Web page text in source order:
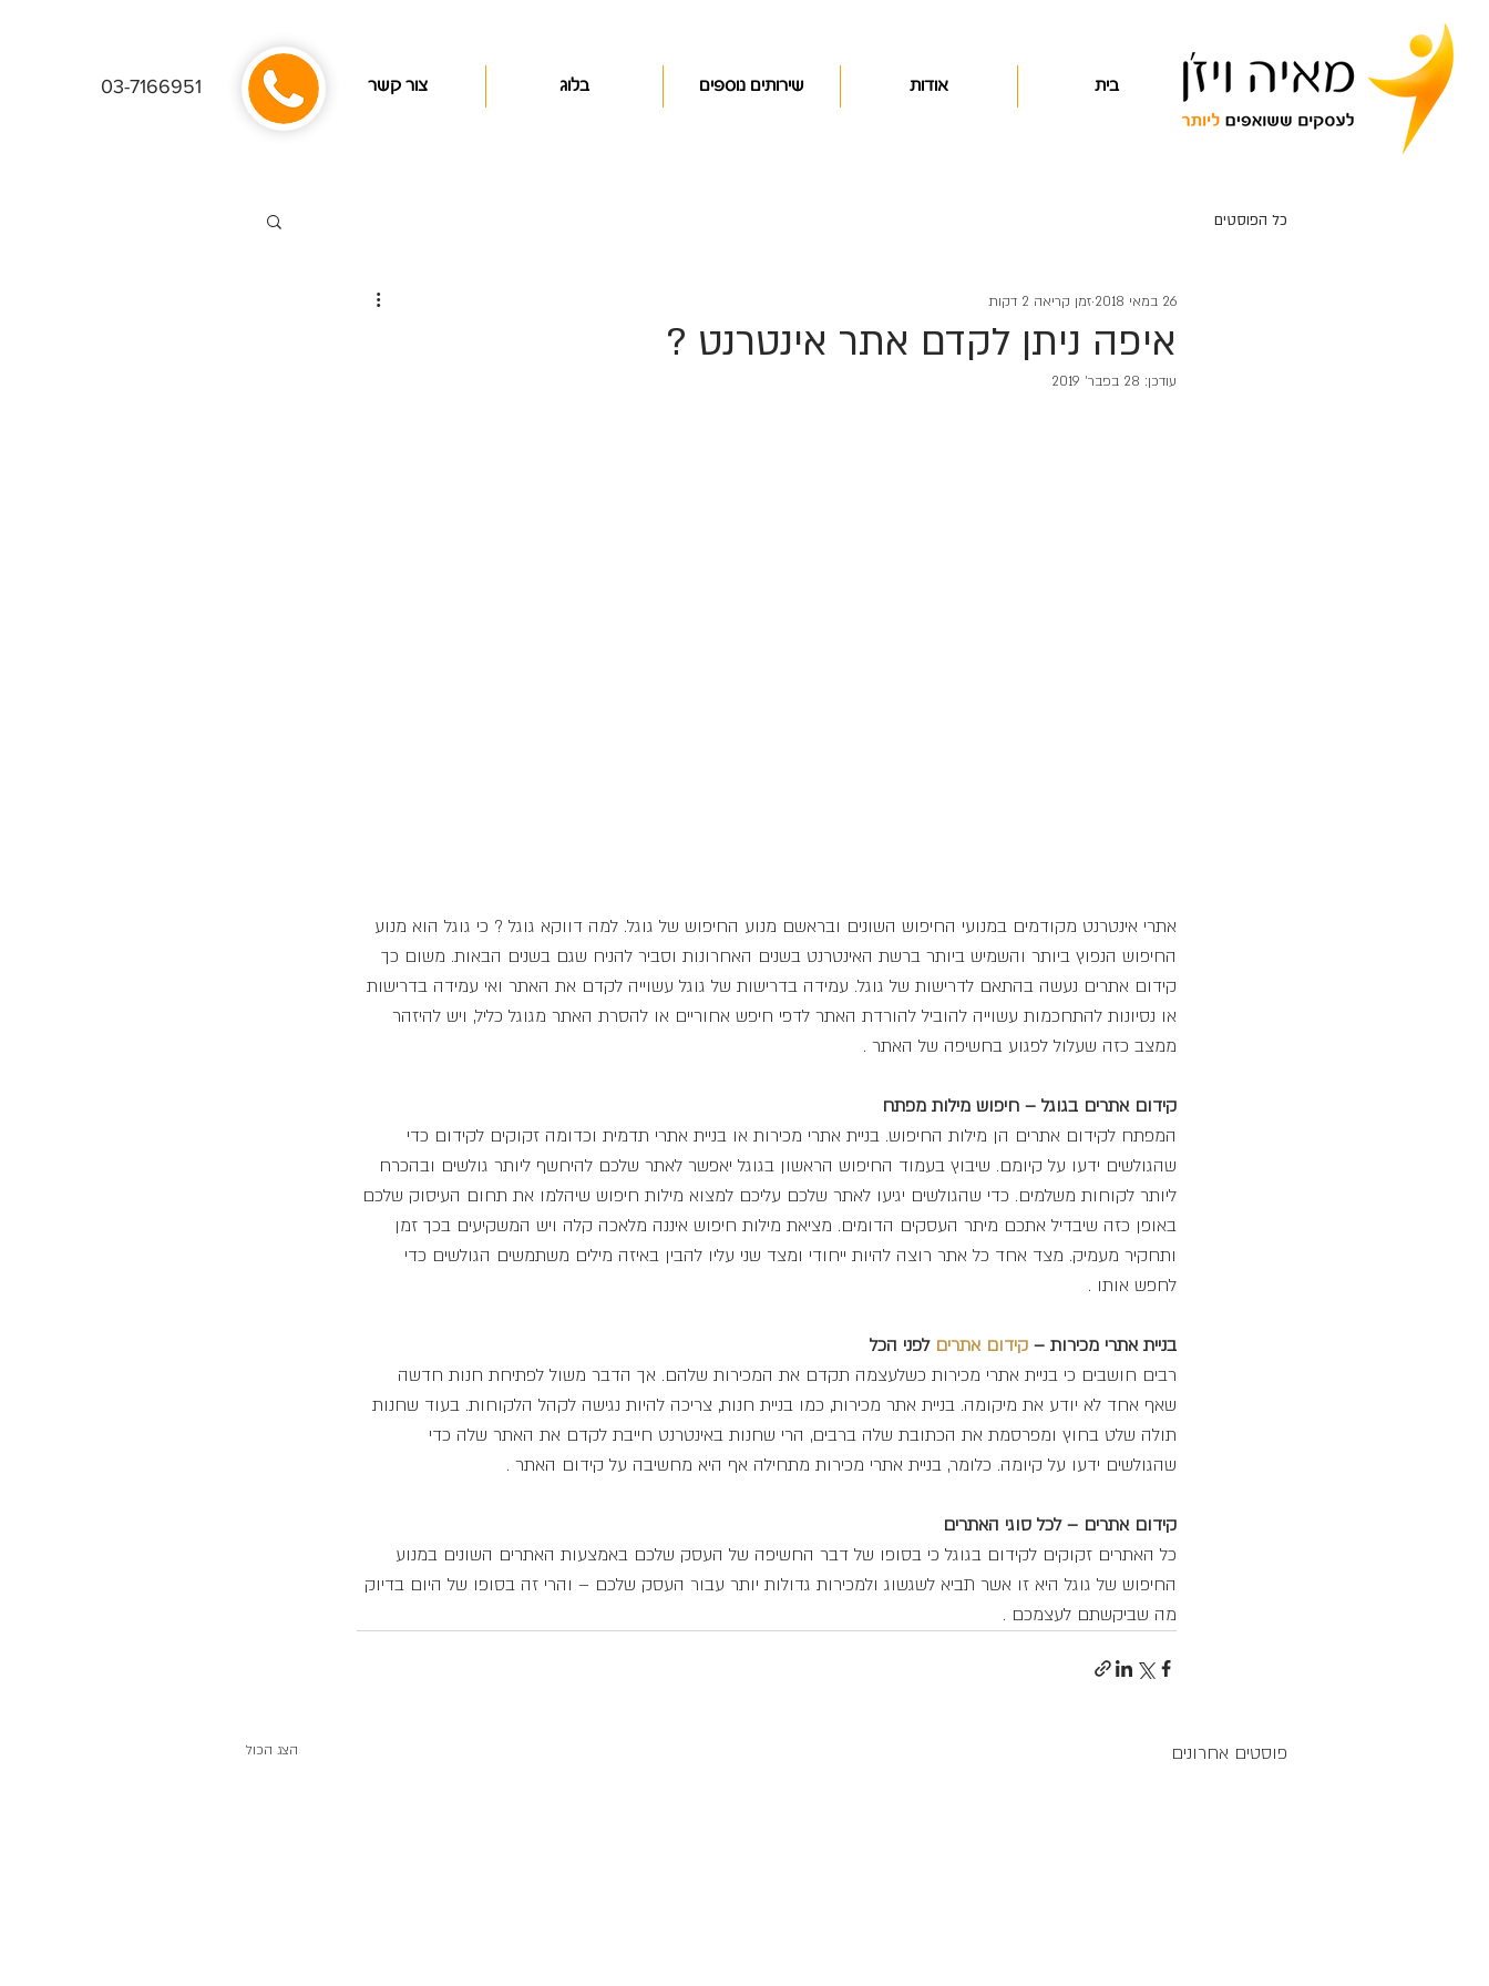
03-7166951 בית אודות שירותים נוספים בלוג צור קשר
כל הפוסטים
איפה ניתן לקדם אתר אינטרנט ?
26 במאי 2018 זמן קריאה 2 דקות
עודכן: 28 בפבר׳ 2019
אתרי אינטרנט מקודמים במנועי החיפוש השונים ובראשם מנוע החיפוש של גוגל. למה דווקא גוגל ? כי גוגל הוא מנוע
החיפוש הנפוץ ביותר והשמיש ביותר ברשת האינטרנט בשנים האחרונות וסביר להניח שגם בשנים הבאות. משום כך
קידום אתרים נעשה בהתאם לדרישות של גוגל. עמידה בדרישות של גוגל עשוייה לקדם את האתר ואי עמידה בדרישות
או נסיונות להתחכמות עשוייה להוביל להורדת האתר לדפי חיפש אחוריים או להסרת האתר מגוגל כליל, ויש להיזהר
ממצב כזה שעלול לפגוע בחשיפה של האתר .
קידום אתרים בגוגל – חיפוש מילות מפתח
המפתח לקידום אתרים הן מילות החיפוש. בניית אתרי מכירות או בניית אתרי תדמית וכדומה זקוקים לקידום כדי
שהגולשים ידעו על קיומם. שיבוץ בעמוד החיפוש הראשון בגוגל יאפשר לאתר שלכם להיחשף ליותר גולשים ובהכרח
ליותר לקוחות משלמים. כדי שהגולשים יגיעו לאתר שלכם עליכם למצוא מילות חיפוש שיהלמו את תחום העיסוק שלכם
באופן כזה שיבדיל אתכם מיתר העסקים הדומים. מציאת מילות חיפוש איננה מלאכה קלה ויש המשקיעים בכך זמן
ותחקיר מעמיק. מצד אחד כל אתר רוצה להיות ייחודי ומצד שני עליו להבין באיזה מילים משתמשים הגולשים כדי
לחפש אותו .
בניית אתרי מכירות – קידום אתרים לפני הכל
רבים חושבים כי בניית אתרי מכירות כשלעצמה תקדם את המכירות שלהם. אך הדבר משול לפתיחת חנות חדשה
שאף אחד לא יודע את מיקומה. בניית אתר מכירות, כמו בניית חנות, צריכה להיות נגישה לקהל הלקוחות. בעוד שחנות
תולה שלט בחוץ ומפרסמת את הכתובת שלה ברבים, הרי שחנות באינטרנט חייבת לקדם את האתר שלה כדי
שהגולשים ידעו על קיומה. כלומר, בניית אתרי מכירות מתחילה אף היא מחשיבה על קידום האתר .
קידום אתרים – לכל סוגי האתרים
כל האתרים זקוקים לקידום בגוגל כי בסופו של דבר החשיפה של העסק שלכם באמצעות האתרים השונים במנוע
החיפוש של גוגל היא זו אשר תביא לשגשוג ולמכירות גדולות יותר עבור העסק שלכם – והרי זה בסופו של היום בדיוק
מה שביקשתם לעצמכם .
פוסטים אחרונים הצג הכול